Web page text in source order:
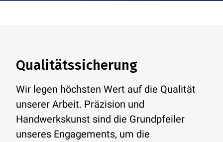
Qualitätssicherung
Wir legen höchsten Wert auf die Qualität
unserer Arbeit. Präzision und
Handwerkskunst sind die Grundpfeiler
unseres Engagements, um die